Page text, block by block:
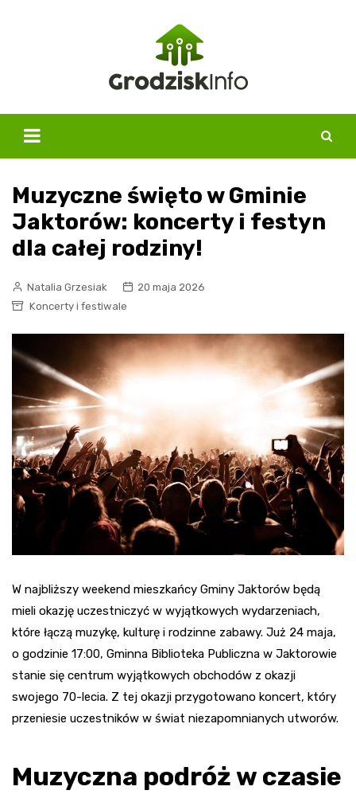
Muzyczne święto w Gminie
Jaktorów: koncerty i festyn
dla całej rodziny!
Natalia Grzesiak
20 maja 2026
Koncerty i festiwale
W najbliższy weekend mieszkańcy Gminy Jaktorów będą
mieli okazję uczestniczyć w wyjątkowych wydarzeniach,
które łączą muzykę, kulturę i rodzinne zabawy. Już 24 maja,
o godzinie 17:00, Gminna Biblioteka Publiczna w Jaktorowie
stanie się centrum wyjątkowych obchodów z okazji
swojego 70-lecia. Z tej okazji przygotowano koncert, który
przeniesie uczestników w świat niezapomnianych utworów.
Muzyczna podróż w czasie